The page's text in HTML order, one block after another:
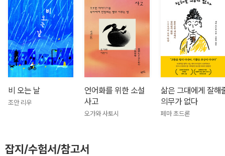
비 오는 날
조안 리우
언어화를 위한 소설
사고
오가와 사토시
삶은 그대에게 잘해
의무가 없다
페마 초드론
잡지/수험서/참고서